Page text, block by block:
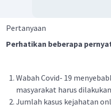
Pertanyaan
Perhatikan beberapa
Wabah Covid- 19
masyarakat harus
Jumlah kasus kejahatan